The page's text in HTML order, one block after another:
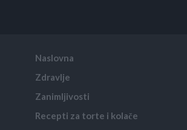
Naslovna
Zdravlje
Zanimljivosti
Recepti za torte i kolače